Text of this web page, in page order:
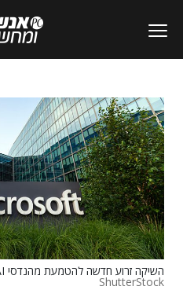
השיקה זרוע חדשה להטמעת מהנדסי AI בארגונים. מיקרוסופט.
ShutterStock